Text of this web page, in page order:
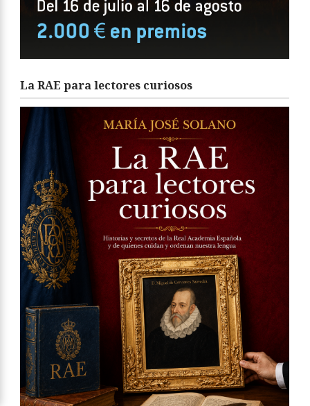
La RAE para lectores curiosos